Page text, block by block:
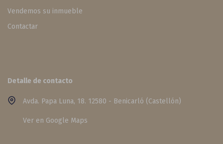
Vendemos su inmueble
Contactar
Detalle de contacto
Avda. Papa Luna, 18. 12580 - Benicarló (Castellón)
Ver en Google Maps